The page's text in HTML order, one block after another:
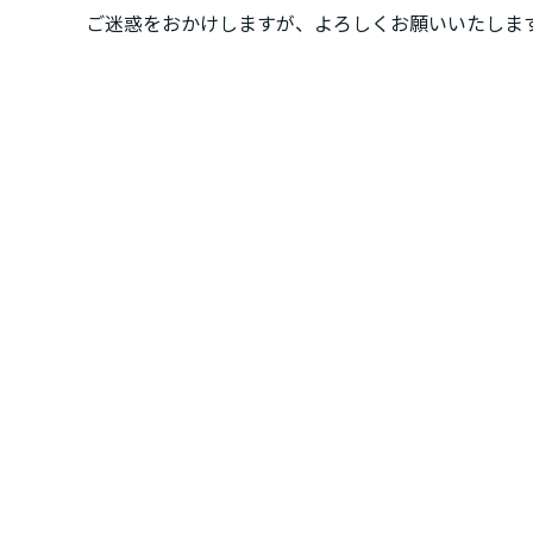
ご迷惑をおかけしますが、よろしくお願いいたしま